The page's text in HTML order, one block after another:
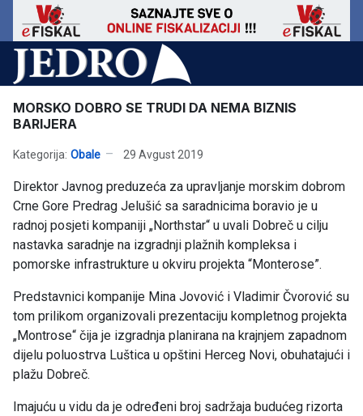
MORSKO DOBRO SE TRUDI DA NEMA BIZNIS
BARIJERA
Kategorija: Obale 29 Avgust 2019
Direktor Javnog preduzeća za upravljanje morskim dobrom
Crne Gore Predrag Jelušić sa saradnicima boravio je u
radnoj posjeti kompaniji „Northstar“ u uvali Dobreč u cilju
nastavka saradnje na izgradnji plažnih kompleksa i
pomorske infrastrukture u okviru projekta “Monterose”.
Predstavnici kompanije Mina Jovović i Vladimir Čvorović su
tom prilikom organizovali prezentaciju kompletnog projekta
„Montrose“ čija je izgradnja planirana na krajnjem zapadnom
dijelu poluostrva Luštica u opštini Herceg Novi, obuhatajući i
plažu Dobreč.
Imajuću u vidu da je određeni broj sadržaja budućeg rizorta